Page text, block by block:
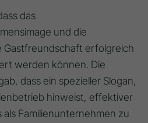
das
und die
Gastfreundschaft erfolgreich
werden können. Die
dass ein spezieller Slogan,
hinweist, effektiver
als Familienunternehmen zu